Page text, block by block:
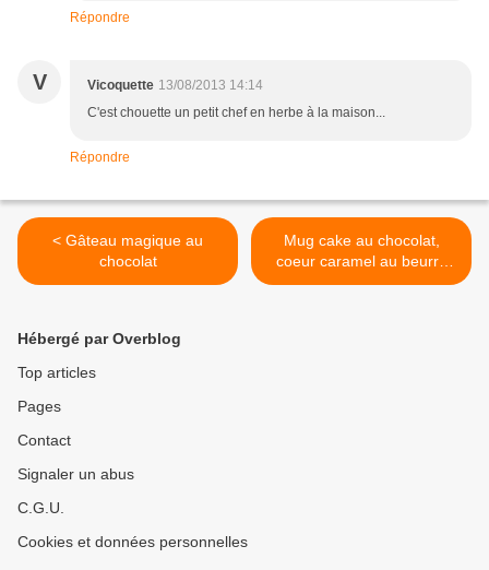
Répondre
V Vicoquette 13/08/2013 14:14
C'est chouette un petit chef en herbe à la maison...
Répondre
< Gâteau magique au
chocolat
Mug cake au chocolat,
coeur caramel au beurre
salé >
Hébergé par Overblog
Top articles
Pages
Contact
Signaler un abus
C.G.U.
Cookies et données personnelles